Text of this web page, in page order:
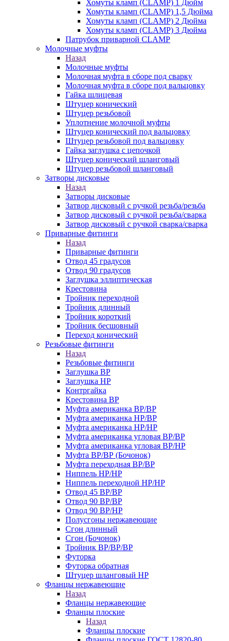
Хомуты кламп (CLAMP) 1 Дюйм
Хомуты кламп (CLAMP) 1,5 Дюйма
Хомуты кламп (CLAMP) 2 Дюйма
Хомуты кламп (CLAMP) 3 Дюйма
Патрубок приварной CLAMP
Молочные муфты
Назад
Молочные муфты
Молочная муфта в сборе под сварку
Молочная муфта в сборе под вальцовку
Гайка шлицевая
Штуцер конический
Штуцер резьбовой
Уплотнение молочной муфты
Штуцер конический под вальцовку
Штуцер резьбовой под вальцовку
Гайка заглушка с цепочкой
Штуцер конический шланговый
Штуцер резьбовой шланговый
Затворы дисковые
Назад
Затворы дисковые
Затвор дисковый с ручкой резьба/резьба
Затвор дисковый с ручкой резьба/сварка
Затвор дисковый с ручкой сварка/сварка
Приварные фитинги
Назад
Приварные фитинги
Отвод 45 градусов
Отвод 90 градусов
Заглушка эллиптическая
Крестовина
Тройник переходной
Тройник длинный
Тройник короткий
Тройник бесшовный
Переход конический
Резьбовые фитинги
Назад
Резьбовые фитинги
Заглушка ВР
Заглушка НР
Контргайка
Крестовина ВР
Муфта американка ВР/ВР
Муфта американка НР/ВР
Муфта американка НР/НР
Муфта американка угловая ВР/ВР
Муфта американка угловая ВР/НР
Муфта ВР/ВР (Бочонок)
Муфта переходная ВР/ВР
Ниппель НР/НР
Ниппель переходной НР/НР
Отвод 45 ВР/ВР
Отвод 90 ВР/ВР
Отвод 90 ВР/НР
Полусгоны нержавеющие
Сгон длинный
Сгон (Бочонок)
Тройник ВР/ВР/ВР
Футорка
Футорка обратная
Штуцер шланговый НР
Фланцы нержавеющие
Назад
Фланцы нержавеющие
Фланцы плоские
Назад
Фланцы плоские